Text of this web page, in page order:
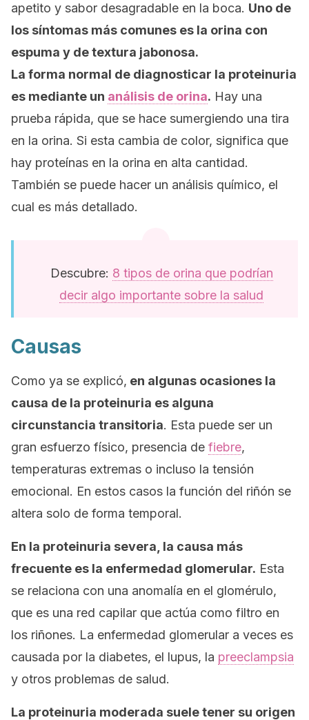
apetito y sabor desagradable en la boca. Uno de
los síntomas más comunes es la orina con
espuma y de textura jabonosa.
La forma normal de diagnosticar la proteinuria
es mediante un análisis de orina. Hay una
prueba rápida, que se hace sumergiendo una tira
en la orina. Si esta cambia de color, significa que
hay proteínas en la orina en alta cantidad.
También se puede hacer un análisis químico, el
cual es más detallado.
Descubre: 8 tipos de orina que podrían
decir algo importante sobre la salud
Causas
Como ya se explicó, en algunas ocasiones la
causa de la proteinuria es alguna
circunstancia transitoria. Esta puede ser un
gran esfuerzo físico, presencia de fiebre,
temperaturas extremas o incluso la tensión
emocional. En estos casos la función del riñón se
altera solo de forma temporal.
En la proteinuria severa, la causa más
frecuente es la enfermedad glomerular. Esta
se relaciona con una anomalía en el glomérulo,
que es una red capilar que actúa como filtro en
los riñones. La enfermedad glomerular a veces es
causada por la diabetes, el lupus, la preeclampsia
y otros problemas de salud.
La proteinuria moderada suele tener su origen